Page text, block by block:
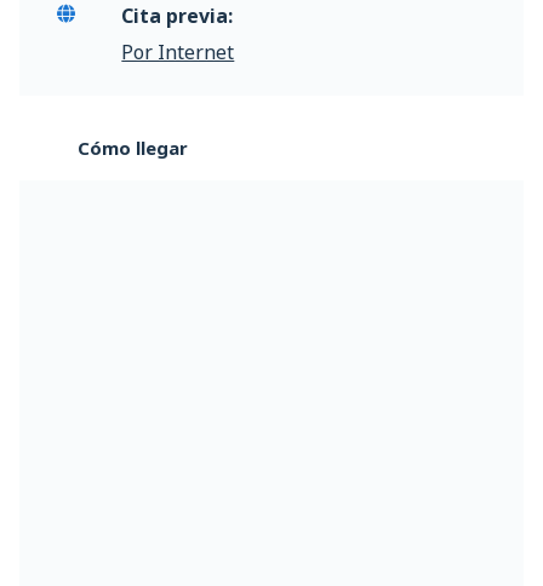
Cita previa:
Por Internet
Cómo llegar